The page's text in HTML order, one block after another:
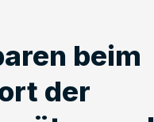
beim
der